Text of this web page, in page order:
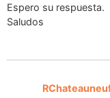
Espero su respuesta.
Saludos